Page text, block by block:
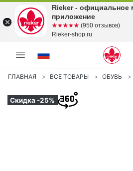
ГЛАВНАЯ ВСЕ ТОВАРЫ ОБУВЬ
Скидка -25%
Rieker - официальное
приложение
☆☆☆☆☆
★★★★★ (950 отзывов)
Rieker-shop.ru